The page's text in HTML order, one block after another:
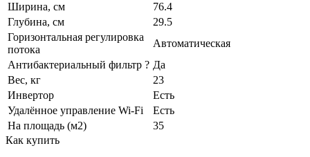
Ширина, см
76.4
Глубина, см
29.5
Горизонтальная регулировка
потока
Автоматическая
Антибактериальный фильтр ? Да
Вес, кг
23
Инвертор
Есть
Удалённое управление Wi-Fi
Есть
На площадь (м2)
35
Как купить